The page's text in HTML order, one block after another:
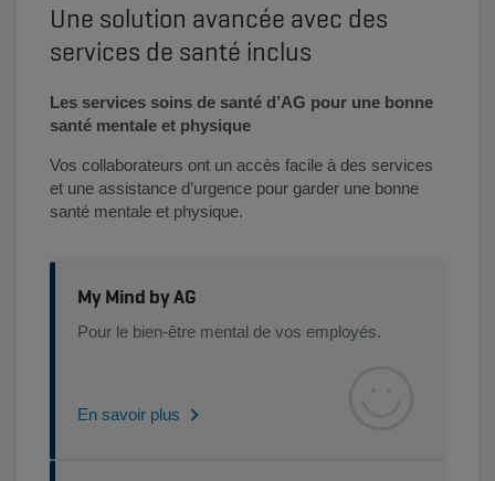
Une solution avancée avec des
services de santé inclus
Les services soins de santé d’AG pour une bonne
santé mentale et physique
Vos collaborateurs ont un accès facile à des services
et une assistance d’urgence pour garder une bonne
santé mentale et physique.
My Mind by AG
Pour le bien-être mental de vos employés.
En savoir plus